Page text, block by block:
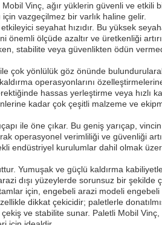
Vinç, ağır yüklerin güvenli ve etkili
vazgeçilmez bir varlık haline gelir.
seyahat hızıdır. Bu yüksek
önemli ölçüde azaltır ve üretkenliği
stabilite veya güvenlikten ödün
çok yönlülük göz önünde
operasyonlarını
hassas yerleştirme veya hızlı
kadar çok çeşitli malzeme ve
ile öne çıkar. Bu geniş yarıçap,
operasyonel verimliliği ve güvenliği
endüstriyel kurulumlar dahil olmak
Yumuşak ve güçlü kaldırma
dışı yüzeylerde sorunsuz bir şekilde
için, engebeli arazi modeli
dikkat çekicidir; paletlerle
ve stabilite sunar. Paletli Mobil Vinç,